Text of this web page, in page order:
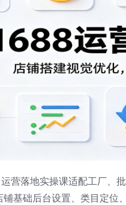
营落地实操课适配工厂、
基础后台设置、类目定位